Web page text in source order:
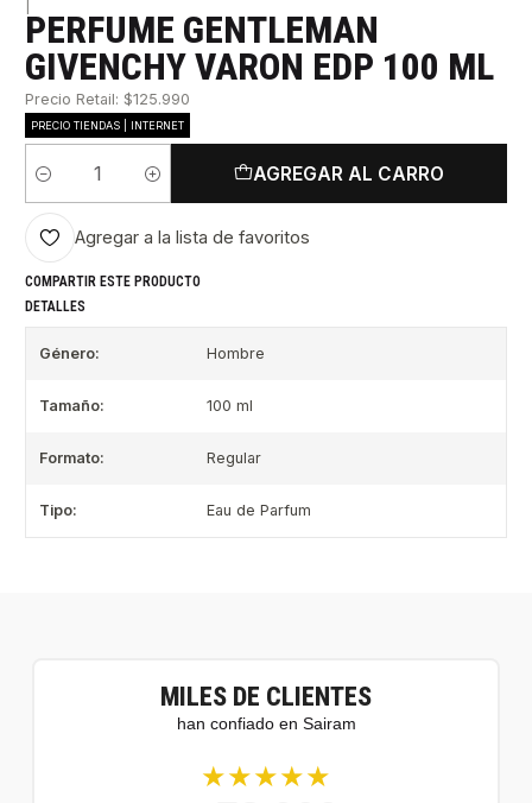
PERFUME GENTLEMAN
GIVENCHY VARON EDP 100 ML
Precio Retail: $125.990
PRECIO TIENDAS | INTERNET
Cantidad
AGREGAR AL CARRO
Agregar a la lista de favoritos
COMPARTIR ESTE PRODUCTO
DETALLES
Género: Hombre
Tamaño: 100 ml
Formato: Regular
Tipo: Eau de Parfum
MILES DE CLIENTES
han confiado en Sairam
★★★★★